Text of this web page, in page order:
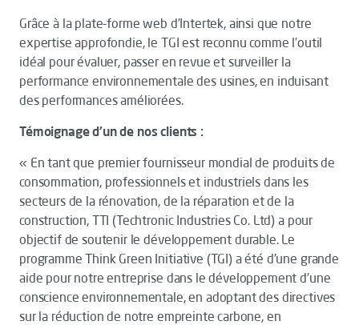
Grâce à la plate-forme web d’Intertek, ainsi que notre
expertise approfondie, le TGI est reconnu comme l’outil
idéal pour évaluer, passer en revue et surveiller la
performance environnementale des usines, en induisant
des performances améliorées.
Témoignage d'un de nos clients :
« En tant que premier fournisseur mondial de produits de
consommation, professionnels et industriels dans les
secteurs de la rénovation, de la réparation et de la
construction, TTI (Techtronic Industries Co. Ltd) a pour
objectif de soutenir le développement durable. Le
programme Think Green Initiative (TGI) a été d'une grande
aide pour notre entreprise dans le développement d'une
conscience environnementale, en adoptant des directives
sur la réduction de notre empreinte carbone, en